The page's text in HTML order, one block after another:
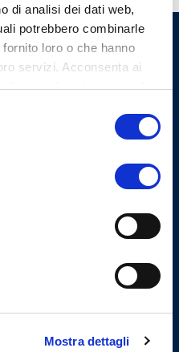
di analisi dei dati web,
potrebbero combinarle
loro o che hanno
servizi. Acconsenta ai
il nostro sito web.
Mostra dettagli
dei Medici
degli Odontoiatri